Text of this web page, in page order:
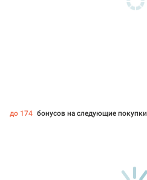
до 174 бонусов на следующие покупки